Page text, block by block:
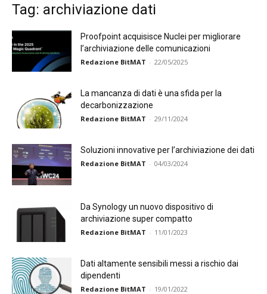
Tag: archiviazione dati
Proofpoint acquisisce Nuclei per migliorare
l’archiviazione delle comunicazioni
Redazione BitMAT - 22/05/2025
La mancanza di dati è una sfida per la
decarbonizzazione
Redazione BitMAT - 29/11/2024
Soluzioni innovative per l’archiviazione dei dati
Redazione BitMAT - 04/03/2024
Da Synology un nuovo dispositivo di
archiviazione super compatto
Redazione BitMAT - 11/01/2023
Dati altamente sensibili messi a rischio dai
dipendenti
Redazione BitMAT - 19/01/2022